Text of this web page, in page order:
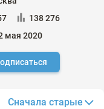
138 276
мая 2020
Сначала старые